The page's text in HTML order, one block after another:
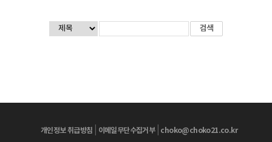
개인정보 취급방침 이메일무단수집거부| choko@choko21.co.kr